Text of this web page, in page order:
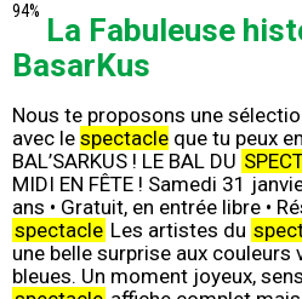
94%
La Fabuleuse
BasarKus
Nous te proposons une
avec le spectacle que tu peux
BAL’SARKUS ! LE BAL DU
MIDI EN FÊTE ! Samedi 31
ans • Gratuit, en entrée libre •
spectacle Les artistes du
une belle surprise aux
bleues. Un moment joyeux,